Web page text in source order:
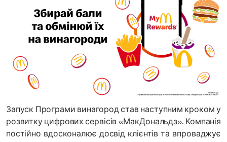
Запуск Програми винагород став наступним кроком у
розвитку цифрових сервісів «МакДональдз». Компанія
постійно вдосконалює досвід клієнтів та впроваджує